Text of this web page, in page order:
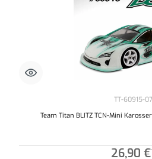
TT-60915-07
Team Titan BLITZ TCN-Mini
26,90